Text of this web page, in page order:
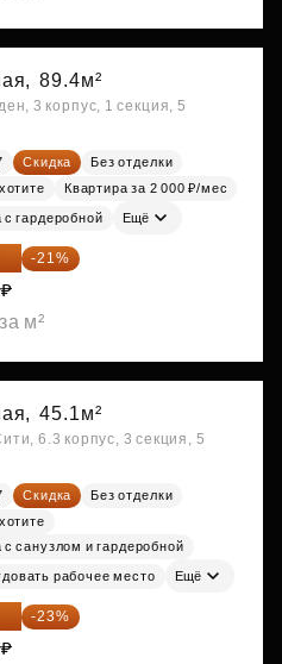
89.4м²
3 корпус, 1 секция, 5
Скидка
Без отделки
Квартира за 2 000 ₽/мес
гардеробной Ещё
₽ -21%
м²
45.1м²
6.3 корпус, 3 секция, 5
Скидка
Без отделки
санузлом и гардеробной
рабочее место Ещё
₽ -23%